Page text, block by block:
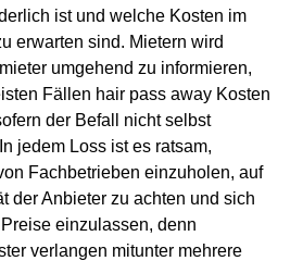
ist und welche Kosten im
erwarten sind. Mietern wird
umgehend zu informieren,
Fällen hair pass away Kosten
der Befall nicht selbst
jedem Loss ist es ratsam,
Fachbetrieben einzuholen, auf
der Anbieter zu achten und sich
einzulassen, denn
verlangen mitunter mehrere